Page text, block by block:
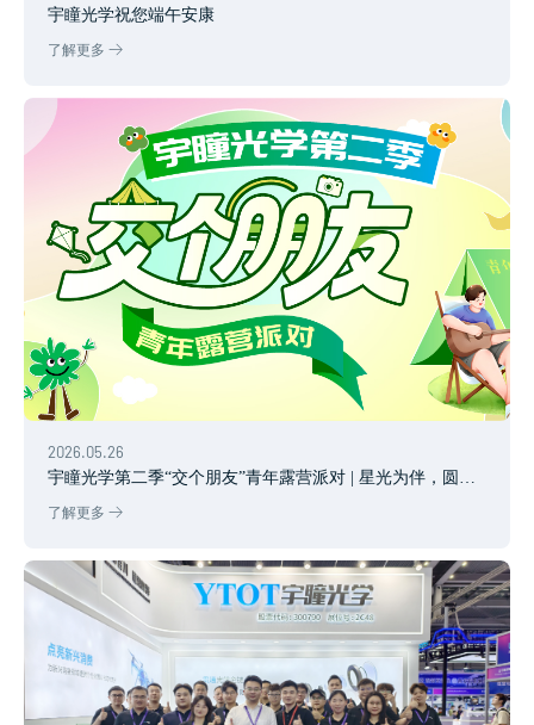
宇瞳光学祝您端午安康
了解更多
2026.05.26
宇瞳光学第二季“交个朋友”青年露营派对 | 星光为伴，圆满
了解更多